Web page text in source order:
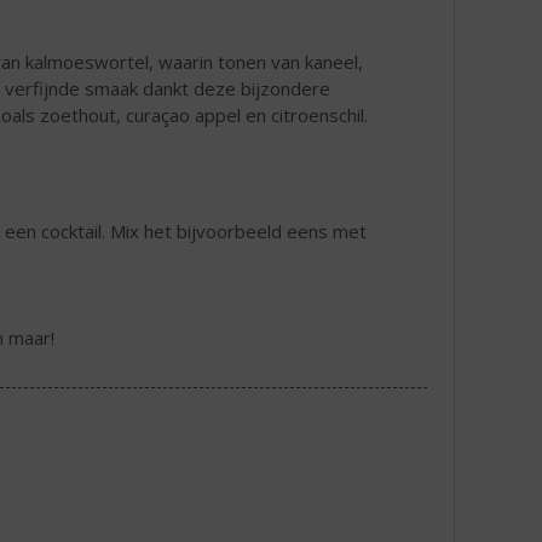
kalmoeswortel, waarin tonen van kaneel,
smaak dankt deze bijzondere
zoethout, curaçao appel en citroenschil.
cocktail. Mix het bijvoorbeeld eens met
maar!